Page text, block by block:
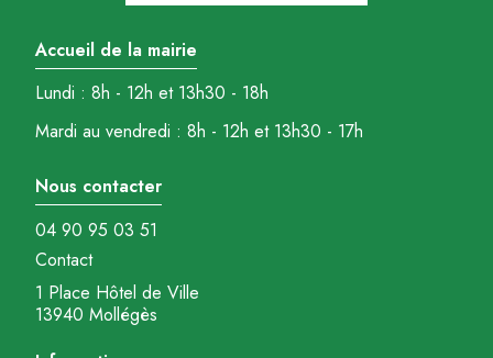
Accueil de la mairie
Lundi : 8h - 12h et 13h30 - 18h
Mardi au vendredi : 8h - 12h et 13h30 - 17h
Nous contacter
04 90 95 03 51
Contact
1 Place Hôtel de Ville
13940 Mollégès